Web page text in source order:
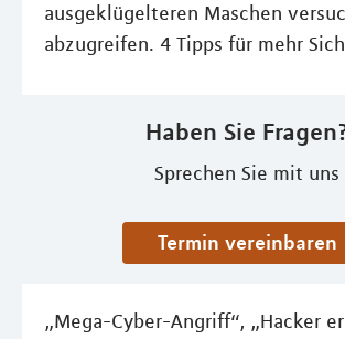
ausgeklügelteren Maschen
abzugreifen. 4 Tipps für mehr
Haben Sie
Sprechen Sie mit uns
Termin vereinbaren
„Mega-Cyber-Angriff“, „Hacker